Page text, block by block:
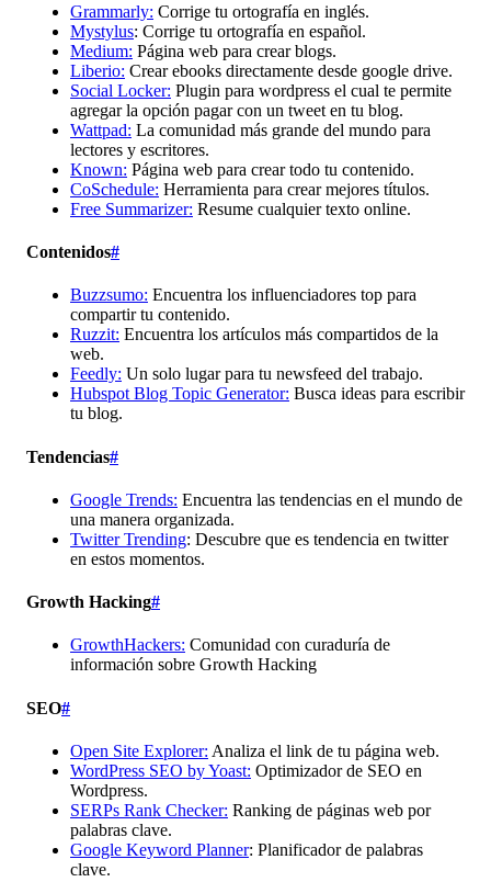
Grammarly: Corrige tu ortografía en inglés.
Mystylus: Corrige tu ortografía en español.
Medium: Página web para crear blogs.
Liberio: Crear ebooks directamente desde google drive.
Social Locker: Plugin para wordpress el cual te permite
agregar la opción pagar con un tweet en tu blog.
Wattpad: La comunidad más grande del mundo para
lectores y escritores.
Known: Página web para crear todo tu contenido.
CoSchedule: Herramienta para crear mejores títulos.
Free Summarizer: Resume cualquier texto online.
Contenidos#
Buzzsumo: Encuentra los influenciadores top para
compartir tu contenido.
Ruzzit: Encuentra los artículos más compartidos de la
web.
Feedly: Un solo lugar para tu newsfeed del trabajo.
Hubspot Blog Topic Generator: Busca ideas para escribir
tu blog.
Tendencias#
Google Trends: Encuentra las tendencias en el mundo de
una manera organizada.
Twitter Trending: Descubre que es tendencia en twitter
en estos momentos.
Growth Hacking#
GrowthHackers: Comunidad con curaduría de
información sobre Growth Hacking
SEO#
Open Site Explorer: Analiza el link de tu página web.
WordPress SEO by Yoast: Optimizador de SEO en
Wordpress.
SERPs Rank Checker: Ranking de páginas web por
palabras clave.
Google Keyword Planner: Planificador de palabras
clave.